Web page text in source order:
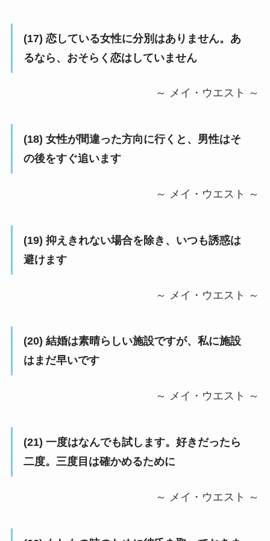
(17) 恋している女性に分別はありません。あ
るなら、おそらく恋はしていません
～ メイ・ウエスト ～
(18) 女性が間違った方向に行くと、男性はそ
の後をすぐ追います
～ メイ・ウエスト ～
(19) 抑えきれない場合を除き、いつも誘惑は
避けます
～ メイ・ウエスト ～
(20) 結婚は素晴らしい施設ですが、私に施設
はまだ早いです
～ メイ・ウエスト ～
(21) 一度はなんでも試します。好きだったら
二度。三度目は確かめるために
～ メイ・ウエスト ～